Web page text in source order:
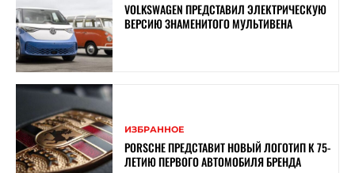
VOLKSWAGEN ПРЕДСТАВИЛ ЭЛЕКТРИЧЕСКУЮ
ВЕРСИЮ ЗНАМЕНИТОГО МУЛЬТИВЕНА
ИЗБРАННОЕ
PORSCHE ПРЕДСТАВИТ НОВЫЙ ЛОГОТИП К 75-
ЛЕТИЮ ПЕРВОГО АВТОМОБИЛЯ БРЕНДА